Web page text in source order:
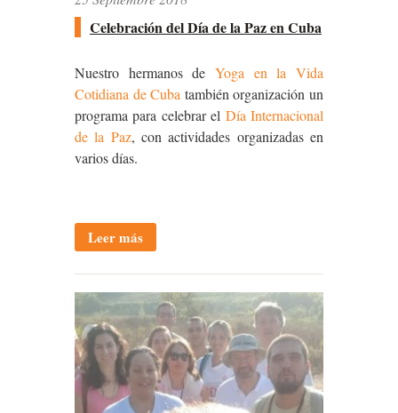
Celebración del Día de la Paz en Cuba
Nuestro hermanos de Yoga en la Vida
Cotidiana de Cuba también organización un
programa para celebrar el Día Internacional
de la Paz, con actividades organizadas en
varios días.
Leer más